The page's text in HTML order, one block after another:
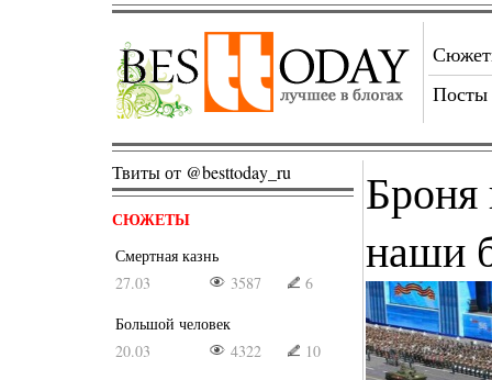
Посты
Твиты от @besttoday_ru
СЮЖЕТЫ
Смертная казнь
27.03
3587
6
Большой человек
20.03
4322
10
Броня
наши